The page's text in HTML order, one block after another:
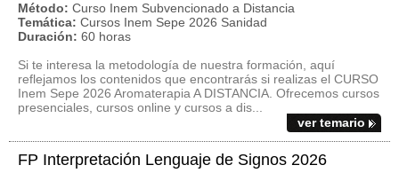
Método: Curso Inem Subvencionado a Distancia
Temática: Cursos Inem Sepe 2026 Sanidad
Duración: 60 horas
Si te interesa la metodología de nuestra formación, aquí
reflejamos los contenidos que encontrarás si realizas el CURSO
Inem Sepe 2026 Aromaterapia A DISTANCIA. Ofrecemos cursos
presenciales, cursos online y cursos a dis...
ver temario
FP Interpretación Lenguaje de Signos 2026